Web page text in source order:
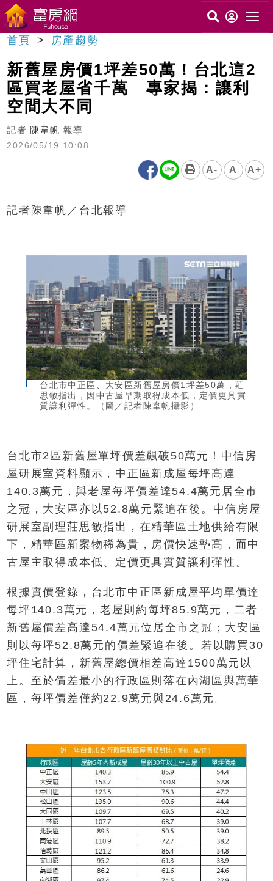
首頁 房產趨勢
新舊屋房價1坪差50萬！台北這2
區買老屋省千萬 專家揭：讓利
空間大不同
記者 陳韋帆 報導
2026/05/19 10:08
A- A A+
記者陳韋帆／台北報導
台北市中正區、大安區新舊屋房價1坪差50萬，莊
思敏指出，因中古屋早期取得成本低，定價更具實
質讓利彈性。（圖／記者陳韋帆攝影）
台北市2區新舊屋單坪價差飆破50萬元！中信房
屋研展室資料顯示，中正區新成屋每坪高達
140.3萬元，與老屋每坪價差達54.4萬元居全市
之冠，大安區亦以52.8萬元緊追在後。中信房屋
研展室副理莊思敏指出，在精華區土地供給有限
下，精華區新案物稀為貴，房價快速墊高，而中
古屋主取得成本低、定價更具實質讓利彈性。
根據實價登錄，台北市中正區新成屋平均單價達
每坪140.3萬元，老屋則約每坪85.9萬元，二者
新舊屋價差高達54.4萬元位居全市之冠；大安區
則以每坪52.8萬元的價差緊追在後。若以購買30
坪住宅計算，新舊屋總價相差高達1500萬元以
上。至於價差最小的行政區則落在內湖區與萬華
區，每坪價差僅約22.9萬元與24.6萬元。